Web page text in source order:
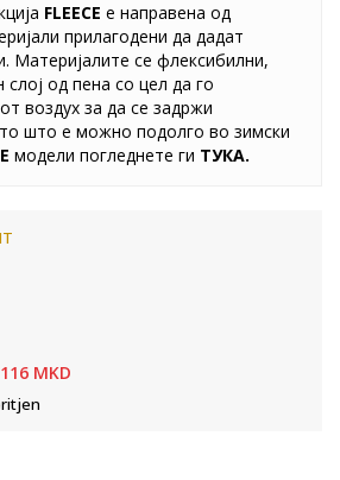
FLEECE е направена од
прилагодени да дадат
Материјалите се флексибилни,
слој од пена со цел да го
воздух за да се задржи
што е можно подолго во зимски
модели погледнете ги ТУКА.
MKD